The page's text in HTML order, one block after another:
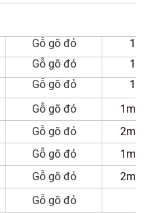
Gỗ gõ đỏ
Gỗ gõ đỏ
Gỗ gõ đỏ
Gỗ gõ đỏ
Gỗ gõ đỏ
Gỗ gõ đỏ
Gỗ gõ đỏ
Gỗ gõ đỏ